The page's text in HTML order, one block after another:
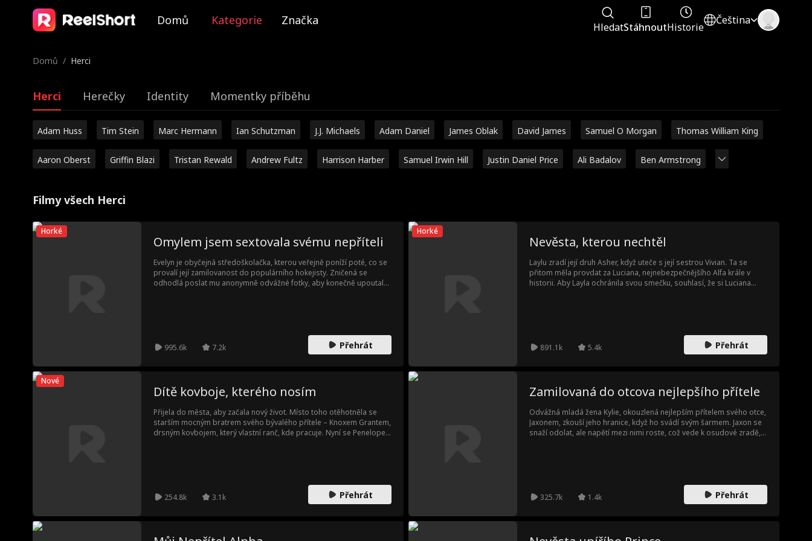
Domů Kategorie Značka HledatStáhnoutHistorie
Čeština
Domů / Herci
Herci Herečky Identity Momentky příběhu
Adam Huss Tim Stein Marc Hermann Ian Schutzman J.J. Michaels Adam Daniel James Oblak David James Samuel O Morgan Thomas William King
Aaron Oberst Griffin Blazi Tristan Rewald Andrew Fultz Harrison Harber Samuel Irwin Hill Justin Daniel Price Ali Badalov Ben Armstrong
Filmy všech Herci
Horké
Omylem jsem sextovala svému nepříteli
Evelyn je obyčejná středoškolačka, kterou veřejně poníží poté, co se
provalí její zamilovanost do populárního hokejisty. Zničená se
odhodlá poslat mu anonymně odvážné fotky, aby konečně upoutala
995.6k 7.2k Přehrát
Horké
Nevěsta, kterou nechtěl
Laylu zradí její druh Asher, když uteče s její sestrou Vivian. Ta se
přitom měla provdat za Luciana, nejnebezpečnějšího Alfa krále v
historii. Aby Layla ochránila svou smečku, souhlasí, že si Luciana
891.1k
5.4k Přehrát
Nové
Dítě kovboje, kterého nosím
Přijela do města, aby začala nový život. Místo toho otěhotněla se
starším mocným bratrem svého bývalého přítele – Knoxem Grantem,
drsným kovbojem, který vlastní ranč, kde pracuje. Nyní se Penelope
254.8k 3.1k Přehrát
Zamilovaná do otcova nejlepšího přítele
Odvážná mladá žena Kylie, okouzlená nejlepším přítelem svého otce,
Jaxonem, zkouší jeho hranice, když ho svádí svým šarmem. Jaxon se
snaží odolat, ale napětí mezi nimi roste, což vede k osudové zradě,
325.7k 1.4k Přehrát